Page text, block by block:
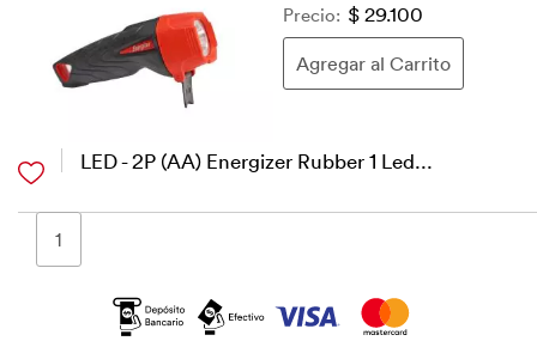
Precio: $ 29.100
LED - 2P (AA) Energizer Rubber 1 Led...
1